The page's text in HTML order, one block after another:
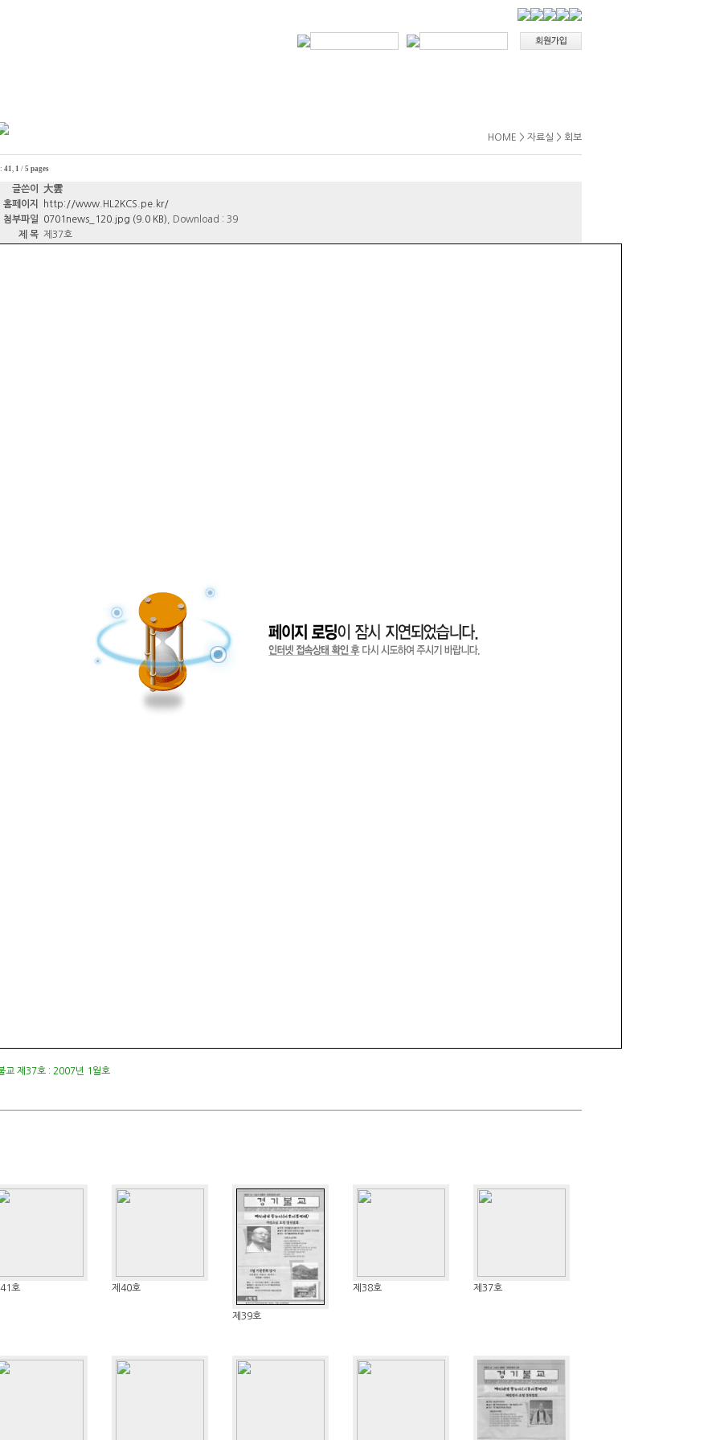
HOME > 자료실 > 회보
41, 1 / 5 pages
글쓴이
大雲
홈페이지
http://www.HL2KCS.pe.kr/
첨부파일
0701news_120.jpg (9.0 KB) , Download : 39
제 목 제37호
교 제37호 : 2007년 1월호
호 제40호
제39호
제38호 제37호